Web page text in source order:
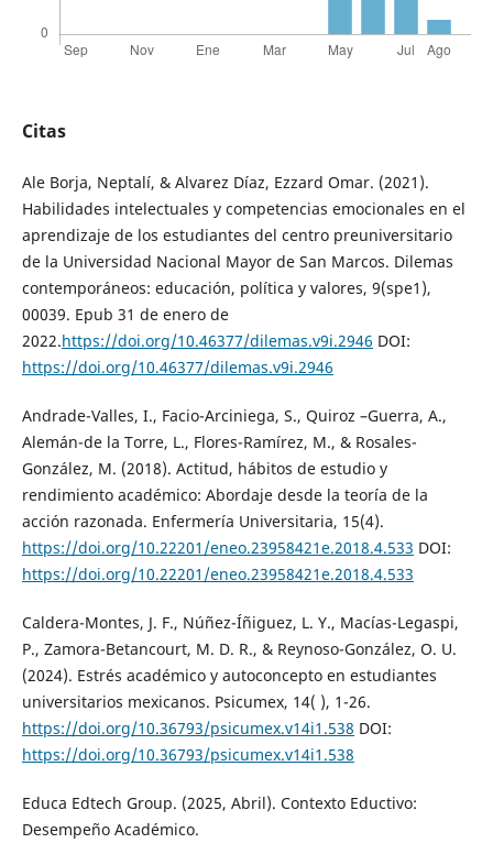
Citas
Ale Borja, Neptalí, & Alvarez Díaz, Ezzard Omar. (2021).
Habilidades intelectuales y competencias emocionales en el
aprendizaje de los estudiantes del centro preuniversitario
de la Universidad Nacional Mayor de San Marcos. Dilemas
contemporáneos: educación, política y valores, 9(spe1),
00039. Epub 31 de enero de
2022.https://doi.org/10.46377/dilemas.v9i.2946 DOI:
https://doi.org/10.46377/dilemas.v9i.2946
Andrade-Valles, I., Facio-Arciniega, S., Quiroz –Guerra, A.,
Alemán-de la Torre, L., Flores-Ramírez, M., & Rosales-
González, M. (2018). Actitud, hábitos de estudio y
rendimiento académico: Abordaje desde la teoría de la
acción razonada. Enfermería Universitaria, 15(4).
https://doi.org/10.22201/eneo.23958421e.2018.4.533 DOI:
https://doi.org/10.22201/eneo.23958421e.2018.4.533
Caldera-Montes, J. F., Núñez-Íñiguez, L. Y., Macías-Legaspi,
P., Zamora-Betancourt, M. D. R., & Reynoso-González, O. U.
(2024). Estrés académico y autoconcepto en estudiantes
universitarios mexicanos. Psicumex, 14( ), 1-26.
https://doi.org/10.36793/psicumex.v14i1.538 DOI:
https://doi.org/10.36793/psicumex.v14i1.538
Educa Edtech Group. (2025, Abril). Contexto Eductivo:
Desempeño Académico.